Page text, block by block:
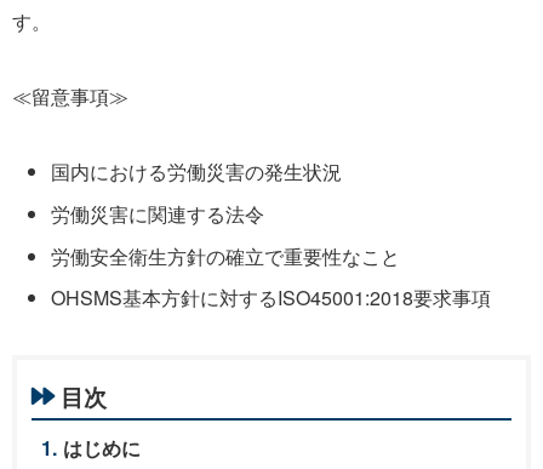
す。
≪留意事項≫
国内における労働災害の発生状況
労働災害に関連する法令
労働安全衛生方針の確立で重要性なこと
OHSMS基本方針に対するISO45001:2018要求事項
目次
はじめに